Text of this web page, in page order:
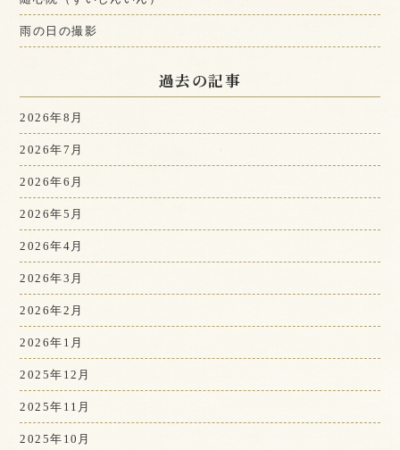
雨の日の撮影
過去の記事
2026年8月
2026年7月
2026年6月
2026年5月
2026年4月
2026年3月
2026年2月
2026年1月
2025年12月
2025年11月
2025年10月